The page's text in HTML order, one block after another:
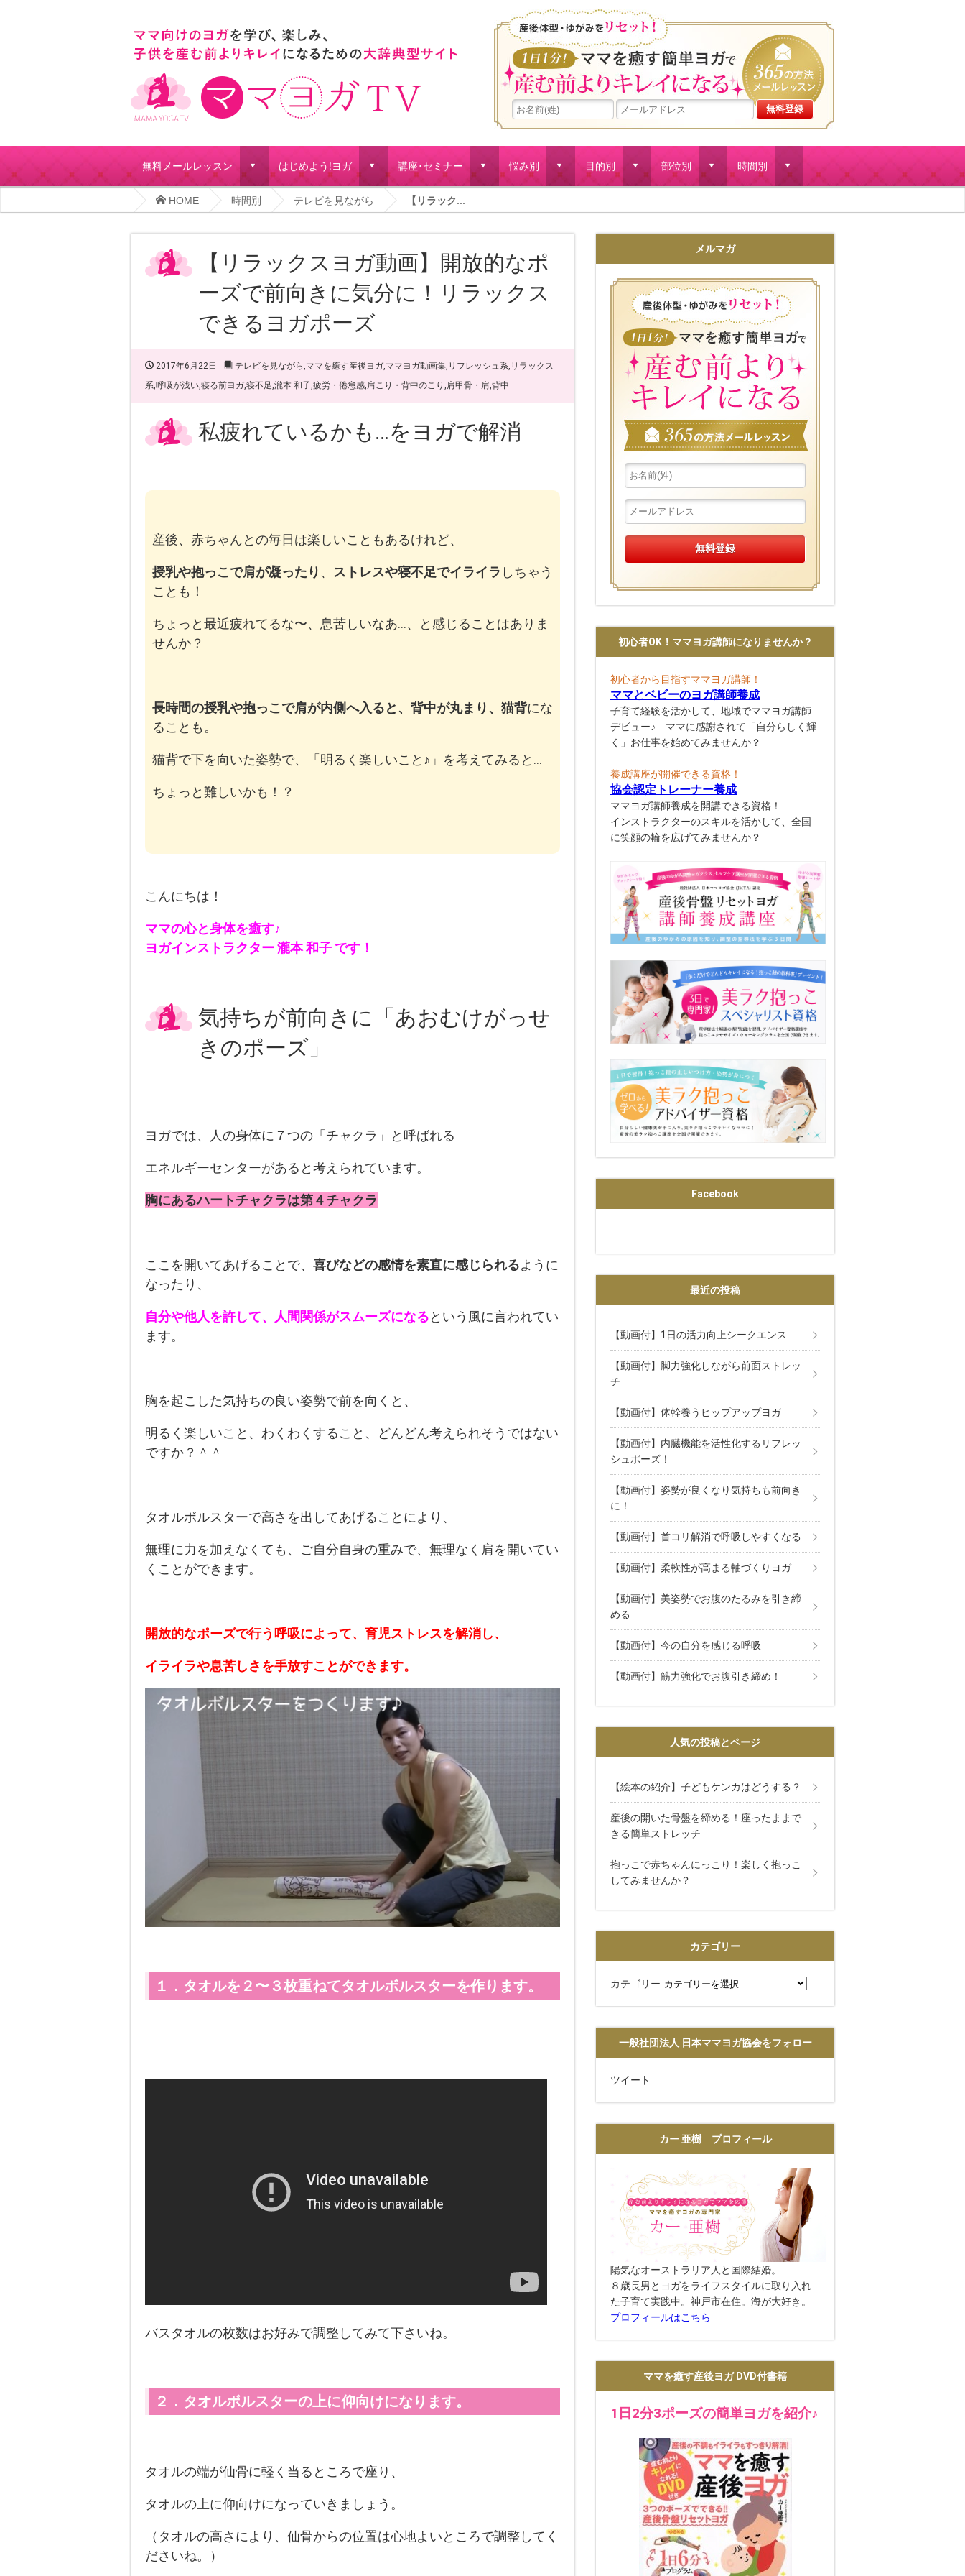
無料メールレッスン d はじめよう!ヨガ d 講座･セミナー d 悩み別 d 目的別 d 部位別 d 時間別 d
HOME 時間別 テレビを見ながら 【リラック...
【リラックスヨガ動画】開放的なポ
ーズで前向きに気分に！リラックス
できるヨガポーズ
2017年6月22日 テレビを見ながら,ママを癒す産後ヨガ,ママヨガ動画集, リフレッシュ系, リラックス
系,呼吸が浅い,寝る前ヨガ,寝不足,瀧本 和子,疲労・倦怠感,肩こり・背中のこり ,肩甲骨・肩,背中
私疲れているかも…をヨガで解消
産後、赤ちゃんとの毎日は楽しいこともあるけれど、
授乳や抱っこで肩が凝ったり 、 ストレスや寝不足でイライラ しちゃう
ことも！
ちょっと最近疲れてるな〜、息苦しいなあ…、と感じることはありま
せんか？
長時間の授乳や抱っこで肩が内側へ入ると、背中が丸まり、猫背にな
ることも。
猫背で下を向いた姿勢で、「明るく楽しいこと♪」を考えてみると…
ちょっと難しいかも！？
こんにちは！
ママの心と身体を癒す♪
ヨガインストラクター 瀧本 和子 です！
気持ちが前向きに「あおむけがっせ
きのポーズ」
ヨガでは、人の身体に７つの「チャクラ」と呼ばれる
エネルギーセンターがあると考えられています。
胸にあるハートチャクラは第４チャクラ
ここを開いてあげることで、 喜びなどの感情を素直に感じられるように
なったり、
自分や他人を許して、人間関係がスムーズになるという風に言われてい
ます。
胸を起こした気持ちの良い姿勢で前を向くと、
明るく楽しいこと、わくわくすること、どんどん考えられそうではない
ですか？＾＾
タオルボルスターで高さを出してあげることにより、
無理に力を加えなくても、ご自分自身の重みで、無理なく肩を開いてい
くことができます。
開放的なポーズで行う呼吸によって、育児ストレスを解消し、
イライラや息苦しさを手放すことができます。
１．タオルを２〜３枚重ねてタオルボルスターを作ります。
バスタオルの枚数はお好みで調整してみて下さいね。
２．タオルボルスターの上に仰向けになります。
タオルの端が仙骨に軽く当るところで座り、
タオルの上に仰向けになっていきましょう。
（タオルの高さにより、仙骨からの位置は心地よいところで調整してく
ださいね。）
メルマガ
初心者OK！ママヨガ講師になりませんか？
初心者から目指すママヨガ講師！
ママとベビーのヨガ講師養成
子育て経験を活かして、地域でママヨガ講師
デビュー♪ ママに感謝されて「自分らしく輝
く」お仕事を始めてみませんか？
養成講座が開催できる資格！
協会認定トレーナー養成
ママヨガ講師養成を開講できる資格！
インストラクターのスキルを活かして、全国
に笑顔の輪を広げてみませんか？
Facebook
最近の投稿
【動画付】1日の活力向上シークエンス
【動画付】脚力強化しながら前面ストレッ
チ
【動画付】体幹養うヒップアップヨガ
【動画付】内臓機能を活性化するリフレッ
シュポーズ！
【動画付】姿勢が良くなり気持ちも前向き
に！
【動画付】首コリ解消で呼吸しやすくなる
【動画付】柔軟性が高まる軸づくりヨガ
【動画付】美姿勢でお腹のたるみを引き締
める
【動画付】今の自分を感じる呼吸
【動画付】筋力強化でお腹引き締め！
人気の投稿とページ
【絵本の紹介】子どもケンカはどうする？
産後の開いた骨盤を締める！座ったままで
きる簡単ストレッチ
抱っこで赤ちゃんにっこり！楽しく抱っこ
してみませんか？
カテゴリー
カテゴリー
一般社団法人 日本ママヨガ協会をフォロー
ツイート
カー 亜樹 プロフィール
陽気なオーストラリア人と国際結婚。
８歳長男とヨガをライフスタイルに取り入れ
た子育て実践中。神戸市在住。海が大好き。
プロフィールはこちら
ママを癒す産後ヨガ DVD付書籍
1日2分3ポーズの簡単ヨガを紹介♪